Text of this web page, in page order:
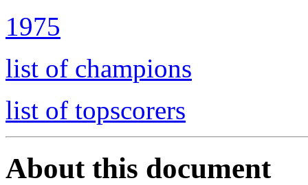
1975
list of champions
list of topscorers
About this document